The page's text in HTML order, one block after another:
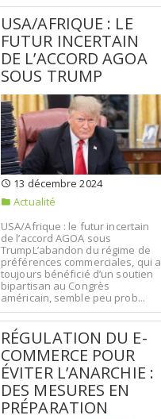
USA/AFRIQUE : LE
FUTUR INCERTAIN
DE L’ACCORD AGOA
SOUS TRUMP
13 décembre 2024
Actualité
USA/Afrique : le futur incertain
de l’accord AGOA sous
TrumpL’abandon du régime de
préférences commerciales, qui a
toujours bénéficié d’un soutien
bipartisan au Congrès
américain, semble peu prob...
RÉGULATION DU E-
COMMERCE POUR
ÉVITER L’ANARCHIE :
DES MESURES EN
PRÉPARATION